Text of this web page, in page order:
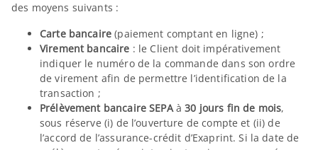
des moyens suivants :
Carte bancaire (paiement comptant en ligne) ;
Virement bancaire : le Client doit impérativement
indiquer le numéro de la commande dans son ordre
de virement afin de permettre l’identification de la
transaction ;
Prélèvement bancaire SEPAà30 jours fin de mois,
sous réserve (i) de l’ouverture de compte et (ii) de
l’accord de l’assurance-crédit d’Exaprint. Si la date de